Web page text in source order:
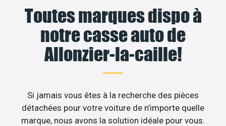
Toutes marques dispo à
notre casse auto de
Allonzier-la-caille!
Si jamais vous êtes à la recherche des pièces
détachées pour votre voiture de n’importe quelle
marque, nous avons la solution idéale pour vous.